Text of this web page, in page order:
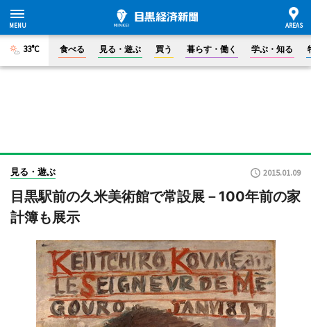
33°C 食べる 見る・遊ぶ 買う 暮らす・働く 学ぶ・知る
見る・遊ぶ 2015.01.09
目黒駅前の久米美術館で常設展－100年前の家
計簿も展示